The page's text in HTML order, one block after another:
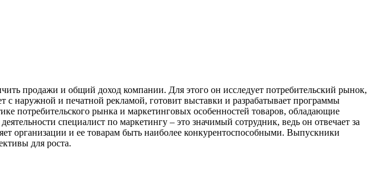
продажи и общий доход компании. Для этого он исследует потребительский рынок,
с наружной и печатной рекламой, готовит выставки и разрабатывает программы
потребительского рынка и маркетинговых особенностей товаров, обладающие
специалист по маркетингу – это значимый сотрудник, ведь он отвечает за
организации и ее товарам быть наиболее конкурентоспособными. Выпускники
для роста.